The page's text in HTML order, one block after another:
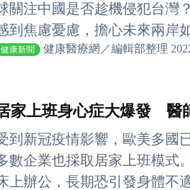
關注中國是否趁機侵犯台灣
到焦慮憂慮，擔心未來兩岸
健康新聞 健康醫療網／編輯部整理
家上班身心症大爆發 醫
到新冠疫情影響，歐美多國
數企業也採取居家上班模式
上辦公，長期恐引發身體不